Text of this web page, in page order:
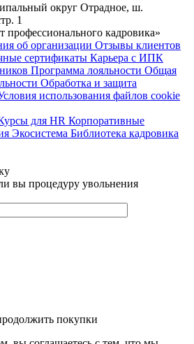
округ Отрадное, ш.
1
кадровика»
об организации Отзывы клиентов
сертификаты Карьера с ИПК
Программа лояльности Общая
Обработка и защита
использования файлов cookie
для HR Корпоративные
Экосистема Библиотека кадровика
вы процедуру увольнения
покупки